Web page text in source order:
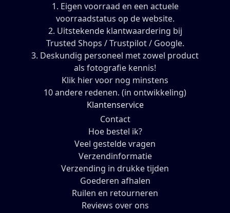
1. Eigen voorraad en een actuele
voorraadstatus op de website.
2. Uitstekende klantwaardering bij
Trusted Shops / Trustpilot / Google.
3. Deskundig personeel met zowel product
als fotografie kennis!
Klik hier voor nog minstens
10 andere redenen. (in ontwikkeling)
Klantenservice
Contact
Hoe bestel ik?
Veel gestelde vragen
Verzendinformatie
Verzending in drukke tijden
Goederen afhalen
Ruilen en retourneren
Reviews over ons